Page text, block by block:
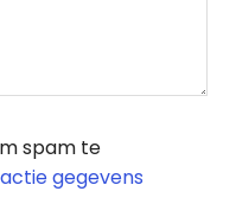
spam te
gegevens